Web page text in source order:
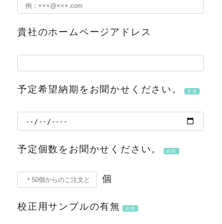
貴社のホームページアドレス
予定希望納期をお聞かせください。 必須
予定個数をお聞かせください。 必須
個
校正用サンプルの有無 必須